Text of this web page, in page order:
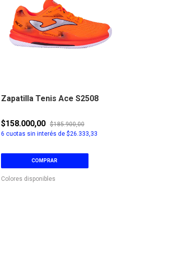
Zapatilla Tenis Ace S2508
$158.000,00
$185.900,00
6 cuotas sin interés de $26.333,33
COMPRAR
Colores disponibles